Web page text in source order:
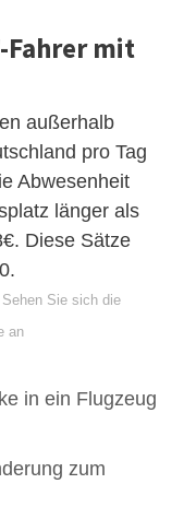
Fahrer mit
außerhalb
pro Tag
Abwesenheit
länger als
Diese Sätze
Sehen Sie sich die
an
in ein Flugzeug
zum